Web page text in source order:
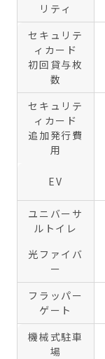
リティ
セキュリテ
ィカード
初回貸与枚
数
セキュリテ
ィカード
追加発行費
用
EV
ユニバーサ
ルトイレ
光ファイバ
ー
フラッパー
ゲート
機械式駐車
場